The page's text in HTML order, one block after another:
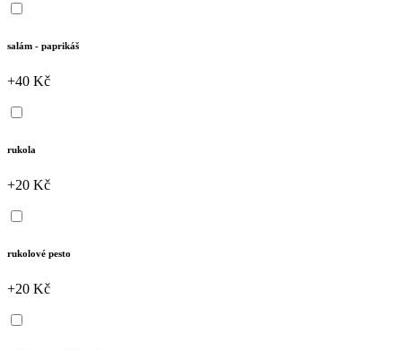
salám - paprikáš
+40 Kč
rukola
+20 Kč
rukolové pesto
+20 Kč